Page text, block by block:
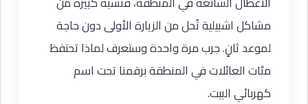
مشاكل اشبيلية تُحل من الزيارة الأولى دون حاجة
لموعد ثانٍ. جرب مرة واحدة وستعرف لماذا تحتفظ
مئات العائلات في المنطقة برقمنا تحت اسم
كهربائي البيت.